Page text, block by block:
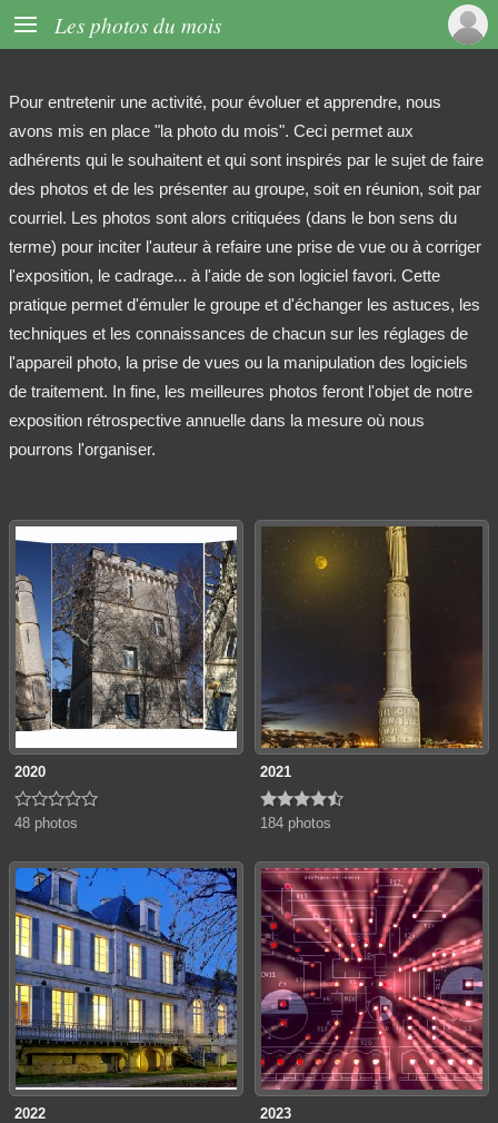
 Les photos du mois
Pour entretenir une activité, pour évoluer et apprendre, nous
avons mis en place "la photo du mois". Ceci permet aux
adhérents qui le souhaitent et qui sont inspirés par le sujet de faire
des photos et de les présenter au groupe, soit en réunion, soit par
courriel. Les photos sont alors critiquées (dans le bon sens du
terme) pour inciter l'auteur à refaire une prise de vue ou à corriger
l'exposition, le cadrage... à l'aide de son logiciel favori. Cette
pratique permet d'émuler le groupe et d'échanger les astuces, les
techniques et les connaissances de chacun sur les réglages de
l'appareil photo, la prise de vues ou la manipulation des logiciels
de traitement. In fine, les meilleures photos feront l'objet de notre
exposition rétrospective annuelle dans la mesure où nous
pourrons l'organiser.
2020

48 photos
2021

184 photos
2022
2023